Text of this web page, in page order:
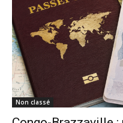
Non classé